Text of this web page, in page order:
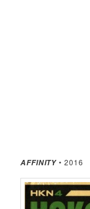
AFFINITY • 2016